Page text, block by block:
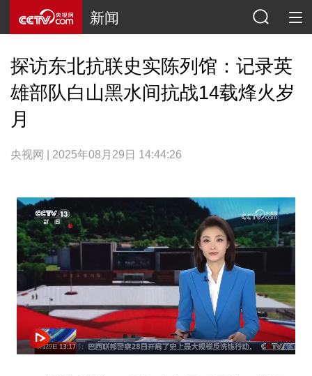
新闻
探访东北抗联史实陈列馆：记录英
雄部队白山黑水间抗战14载烽火岁
月
央视网 | 2025年08月29日 14:44:26